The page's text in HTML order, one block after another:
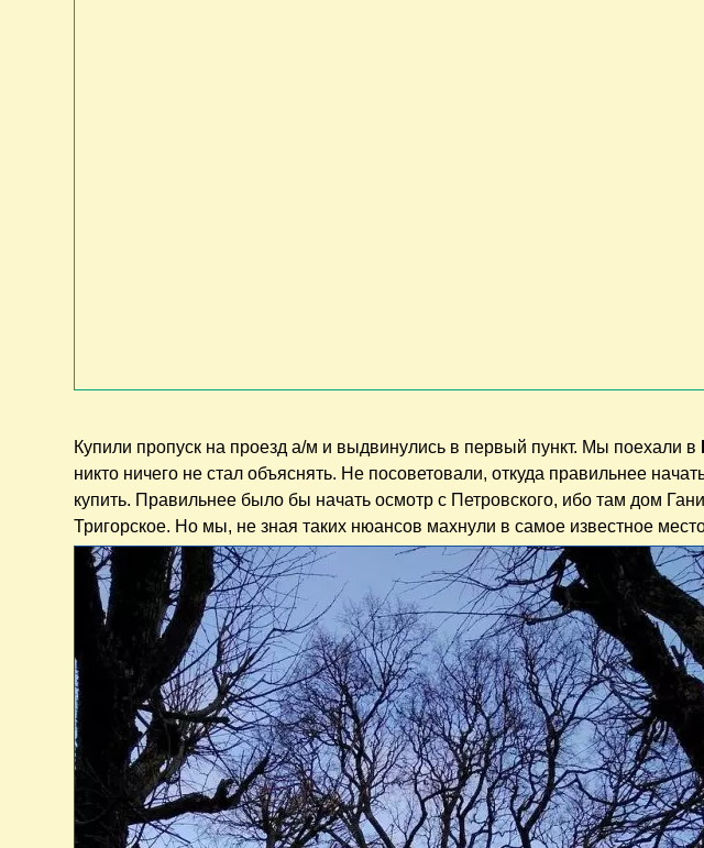
Купили пропуск на проезд а/м и выдвинулись в первый пункт. Мы поехали в
никто ничего не стал объяснять. Не посоветовали, откуда правильнее
купить. Правильнее было бы начать осмотр с Петровского, ибо там дом
Тригорское. Но мы, не зная таких нюансов махнули в самое известное